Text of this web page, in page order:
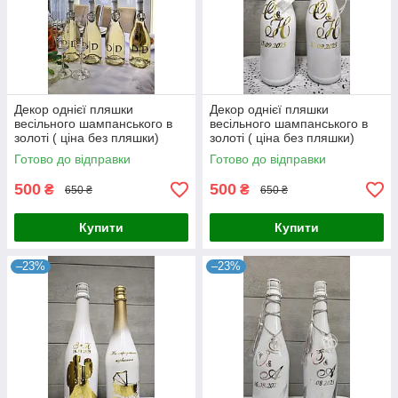
Декор однієї пляшки
весільного шампанського в
золоті ( ціна без пляшки)
Готово до відправки
500 ₴ 650 ₴
Купити
Декор однієї пляшки
весільного шампанського в
золоті ( ціна без пляшки)
Готово до відправки
500 ₴ 650 ₴
Купити
–23% –23%